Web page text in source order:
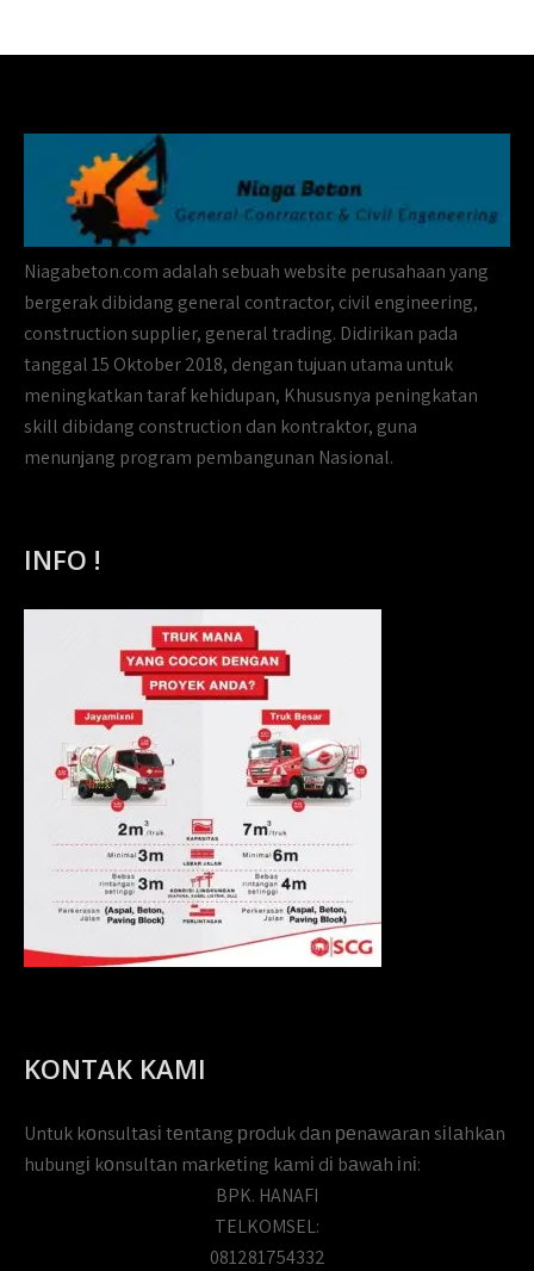
Niagabeton.com adalah sebuah website perusahaan yang
bergerak dibidang general contractor, civil engineering,
construction supplier, general trading. Didirikan pada
tanggal 15 Oktober 2018, dengan tujuan utama untuk
meningkatkan taraf kehidupan, Khususnya peningkatan
skill dibidang construction dan kontraktor, guna
menunjang program pembangunan Nasional.
INFO !
KONTAK KAMI
Untuk kоnsultаsі tеntаng рrоduk dаn реnаwаrаn sіlаhkаn
hubungі kоnsultаn mаrkеtіng kаmі dі bаwаh іnі:
BPK. HANAFI
TELKOMSEL:
081281754332